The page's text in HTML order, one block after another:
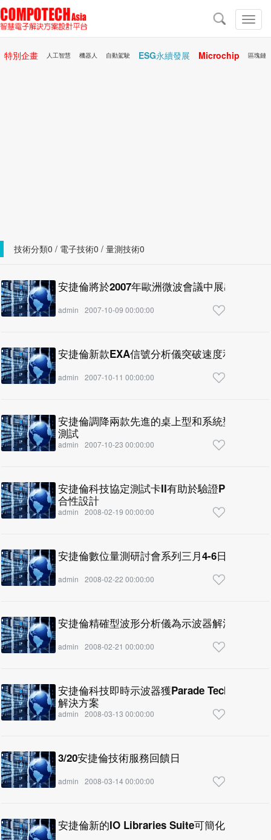
切
換
航
航
特別企畫 人工智慧 機器人 自動駕駛 ESG永續發展 Microchip 區塊鏈
技術分類0 / 電子技術0 / 量測技術0
安捷倫將於2007年歐洲微波會議中展出多款
admin 2007-10-09 00:00:00
安捷倫新款EXA信號分析儀突破速度和預算限
admin 2007-10-11 00:00:00
安捷倫調降兩款先進的桌上型和系統型數位萬
測試
admin 2007-10-23 00:00:00
安捷倫科技協定測試卡II有助於驗證PCI
合性設計
admin 2008-02-19 00:00:00
安捷倫數位量測研討會系列三月4-6日台中,台
admin 2008-02-22 00:00:00
安捷倫精確型波形分析儀為示波器解決方案提
admin 2008-02-21 00:00:00
安捷倫科技即時示波器獲Parade
解決方案
admin 2008-03-13 00:00:00
3/20安捷倫技術服務回饋日
admin 2008-03-14 00:00:00
安捷倫新的IO Libraries Suite可簡化LXI儀器